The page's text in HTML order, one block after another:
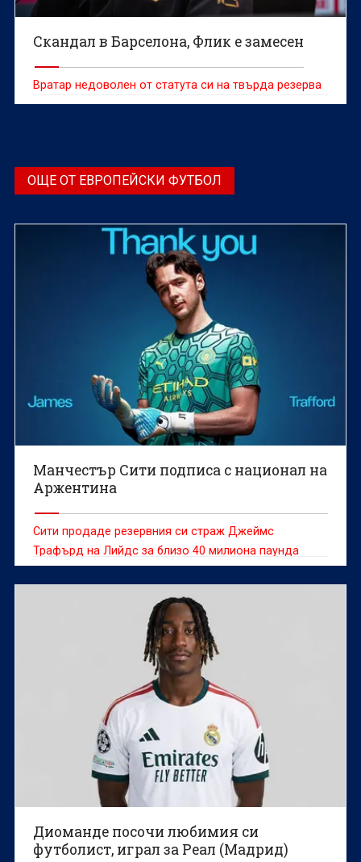
Скандал в Барселона, Флик е замесен
Вратар недоволен от статута си на твърда резерва
ОЩЕ ОТ ЕВРОПЕЙСКИ ФУТБОЛ
Манчестър Сити подписа с национал на
Аржентина
Сити продаде резервния си страж Джеймс
Трафърд на Лийдс за близо 40 милиона паунда
Диоманде посочи любимия си
футболист, играл за Реал (Мадрид)